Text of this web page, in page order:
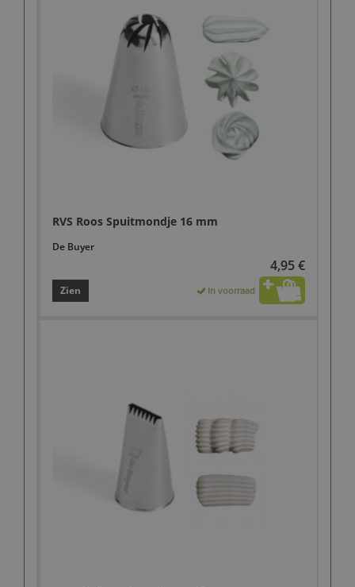
RVS Roos Spuitmondje 16 mm
De Buyer
4,95 €
Zien In voorraad